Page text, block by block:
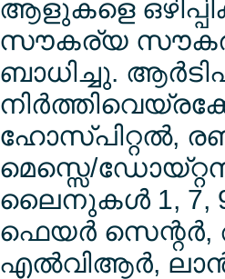
ആളുകളെ
സൗകര്യ
ബാധിച്ചു.
ഹോസ്പിറ്റല്‍,
മെസ്സെ/
ലൈനുകള്‍ 1, 7,
ഫെയര്‍
എല്‍വിആര്‍,